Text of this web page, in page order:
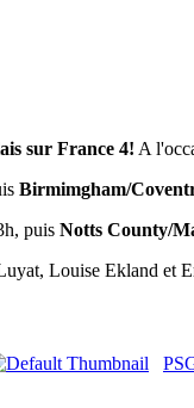
sur France 4! A
Birmimgham/
puis Notts County/
Louise Ekland et